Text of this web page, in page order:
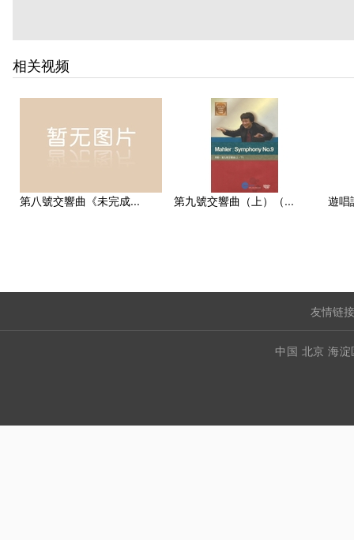
一般性附注 : 僅供教學使用。
相关视频
第八號交響曲《未完成... 第九號交響曲（上）（... 遊唱
友情链
中国 北京 海